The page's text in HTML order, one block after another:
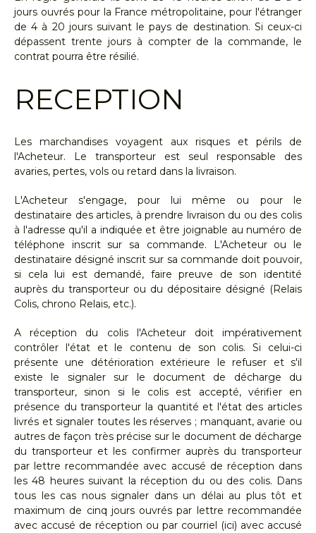
jours ouvrés pour la France métropolitaine, pour l'étranger
de 4 à 20 jours suivant le pays de destination. Si ceux-ci
dépassent trente jours à compter de la commande, le
contrat pourra être résilié.
RECEPTION
Les marchandises voyagent aux risques et périls de
l'Acheteur. Le transporteur est seul responsable des
avaries, pertes, vols ou retard dans la livraison.
L'Acheteur s'engage, pour lui même ou pour le
destinataire des articles, à prendre livraison du ou des colis
à l'adresse qu'il a indiquée et être joignable au numéro de
téléphone inscrit sur sa commande. L'Acheteur ou le
destinataire désigné inscrit sur sa commande doit pouvoir,
si cela lui est demandé, faire preuve de son identité
auprès du transporteur ou du dépositaire désigné (Relais
Colis, chrono Relais, etc.).
A réception du colis l'Acheteur doit impérativement
contrôler l'état et le contenu de son colis. Si celui-ci
présente une détérioration extérieure le refuser et s'il
existe le signaler sur le document de décharge du
transporteur, sinon si le colis est accepté, vérifier en
présence du transporteur la quantité et l'état des articles
livrés et signaler toutes les réserves ; manquant, avarie ou
autres de façon très précise sur le document de décharge
du transporteur et les confirmer auprès du transporteur
par lettre recommandée avec accusé de réception dans
les 48 heures suivant la réception du ou des colis. Dans
tous les cas nous signaler dans un délai au plus tôt et
maximum de cinq jours ouvrés par lettre recommandée
avec accusé de réception ou par courriel (ici) avec accusé